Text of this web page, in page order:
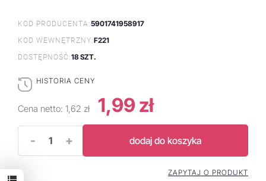
KOD PRODUCENTA:5901741958917
KOD WEWNĘTRZNY:F221
DOSTĘPNOŚĆ:18 SZT.
HISTORIA CENY
Cena netto: 1,62 zł 1,99 zł
- + dodaj do koszyka
ZAPYTAJ O PRODUKT